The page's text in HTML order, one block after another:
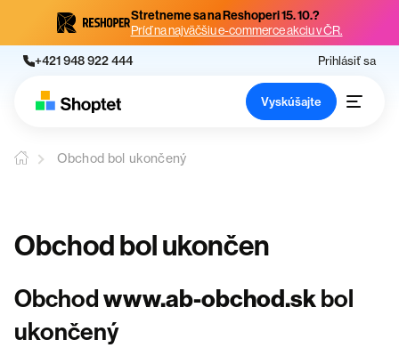
Stretneme sa na Reshoperi 15. 10.?
Príď na najväčšiu e-commerce akciu v ČR.
+421 948 922 444 Prihlásiť sa
Vyskúšajte
Obchod bol ukončený
Obchod bol ukončen
Obchodwww.ab-obchod.skbol
ukončený